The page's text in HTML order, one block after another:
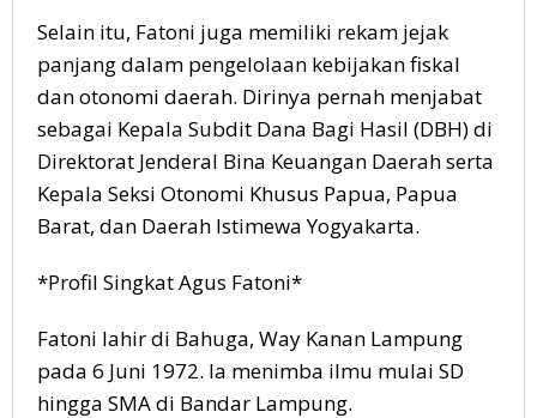
Selain itu, Fatoni juga memiliki rekam jejak
panjang dalam pengelolaan kebijakan fiskal
dan otonomi daerah. Dirinya pernah menjabat
sebagai Kepala Subdit Dana Bagi Hasil (DBH) di
Direktorat Jenderal Bina Keuangan Daerah serta
Kepala Seksi Otonomi Khusus Papua, Papua
Barat, dan Daerah Istimewa Yogyakarta.
*Profil Singkat Agus Fatoni*
Fatoni lahir di Bahuga, Way Kanan Lampung
pada 6 Juni 1972. Ia menimba ilmu mulai SD
hingga SMA di Bandar Lampung.